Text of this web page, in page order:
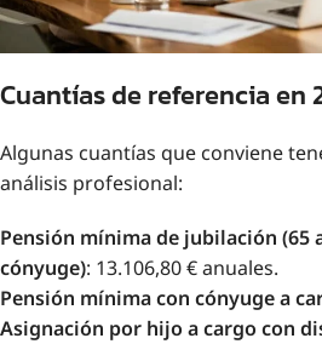
Cuantías de referencia en
Algunas cuantías que conviene
análisis profesional:
Pensión mínima de jubilación (65
cónyuge): 13.106,80 € anuales.
Pensión mínima con cónyuge a
Asignación por hijo a cargo con